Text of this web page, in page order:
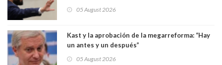
05 August 2026
Kast y la aprobación de la megarreforma: “Hay
un antes y un después”
05 August 2026